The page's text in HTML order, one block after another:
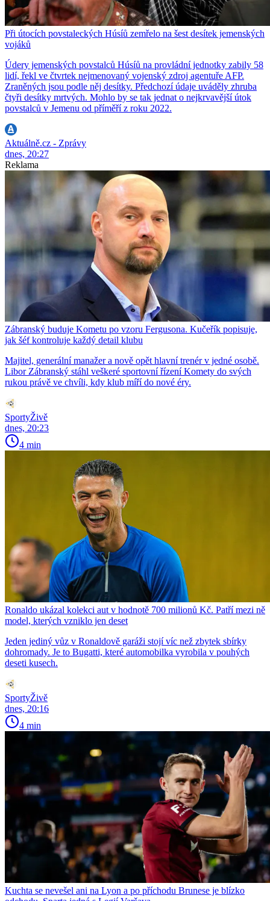
Při útocích povstaleckých Húsíů zemřelo na šest desítek jemenských
vojáků
Údery jemenských povstalců Húsíů na provládní jednotky zabily 58
lidí, řekl ve čtvrtek nejmenovaný vojenský zdroj agentuře AFP.
Zraněných jsou podle něj desítky. Předchozí údaje uváděly zhruba
čtyři desítky mrtvých. Mohlo by se tak jednat o nejkrvavější útok
povstalců v Jemenu od příměří z roku 2022.
Aktuálně.cz - Zprávy
dnes, 20:27
Reklama
Zábranský buduje Kometu po vzoru Fergusona. Kučeřík popisuje,
jak šéf kontroluje každý detail klubu
Majitel, generální manažer a nově opět hlavní trenér v jedné osobě.
Libor Zábranský stáhl veškeré sportovní řízení Komety do svých
rukou právě ve chvíli, kdy klub míří do nové éry.
SportyŽivě
dnes, 20:23
4 min
Ronaldo ukázal kolekci aut v hodnotě 700 milionů Kč. Patří mezi ně
model, kterých vzniklo jen deset
Jeden jediný vůz v Ronaldově garáži stojí víc než zbytek sbírky
dohromady. Je to Bugatti, které automobilka vyrobila v pouhých
deseti kusech.
SportyŽivě
dnes, 20:16
4 min
Kuchta se nevešel ani na Lyon a po příchodu Brunese je blízko